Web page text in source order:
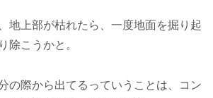
地上部が枯れたら、一度地面を掘り起
除こうかと。
の際から出てるっていうことは、コン